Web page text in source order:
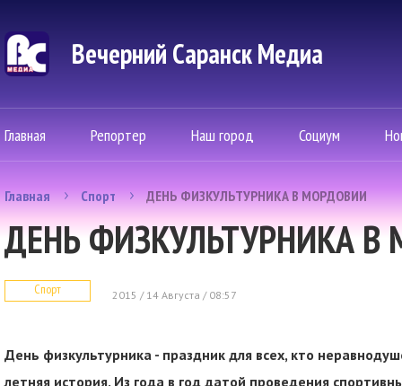
Вечерний Саранск Mедиа
Главная Репортер Наш город Социум
Главная Спорт ДЕНЬ ФИЗКУЛЬТУРНИКА В МОРДОВИИ
ДЕНЬ ФИЗКУЛЬТУРНИКА
Спорт 2015 / 14 Августа / 08:57
День физкультурника - праздник для всех, кто
летняя история. Из года в год датой проведения